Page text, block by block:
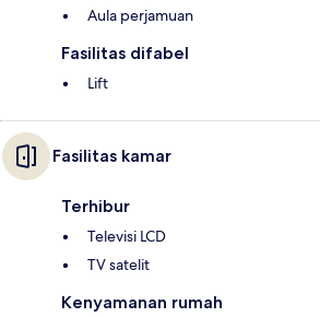
Aula perjamuan
Fasilitas difabel
Lift
Fasilitas kamar
Terhibur
Televisi LCD
TV satelit
Kenyamanan rumah